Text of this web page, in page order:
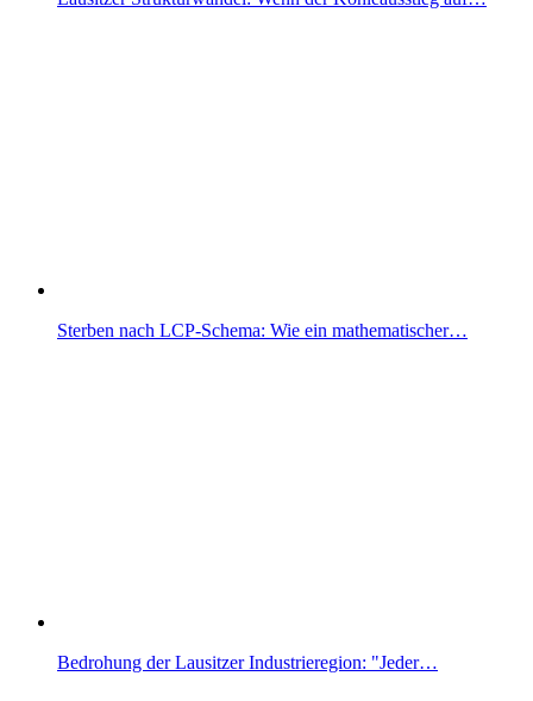
Sterben nach LCP-Schema: Wie ein mathematischer…
Bedrohung der Lausitzer Industrieregion: "Jeder…